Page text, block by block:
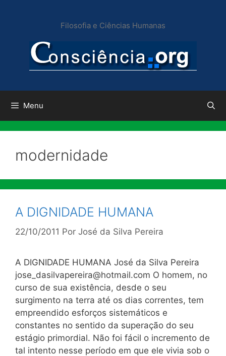
conteúdo
Filosofia e Ciências Humanas
Menu
modernidade
A DIGNIDADE HUMANA
22/10/2011 Por José da Silva Pereira
A DIGNIDADE HUMANA José da Silva Pereira
jose_dasilvapereira@hotmail.com O homem, no
curso de sua existência, desde o seu
surgimento na terra até os dias correntes, tem
empreendido esforços sistemáticos e
constantes no sentido da superação do seu
estágio primordial. Não foi fácil o incremento de
tal intento nesse período em que ele vivia sob o